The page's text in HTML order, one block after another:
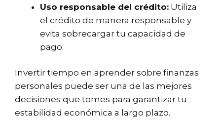
Uso responsable del crédito: Utiliza
el crédito de manera responsable y
evita sobrecargar tu capacidad de
pago.
Invertir tiempo en aprender sobre finanzas
personales puede ser una de las mejores
decisiones que tomes para garantizar tu
estabilidad económica a largo plazo.